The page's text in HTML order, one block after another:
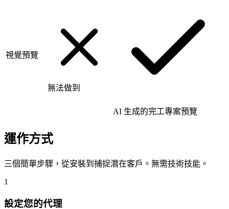
視覺預覽
無法做到
AI 生成的完工專案預覽
運作方式
三個簡單步驟，從安裝到捕捉潛在客戶。無需技術技能。
1
設定您的代理